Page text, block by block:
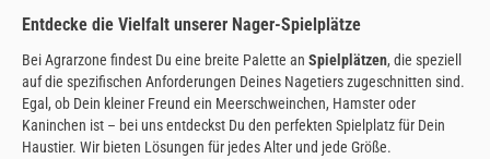
Entdecke die Vielfalt unserer Nager-Spielplätze
Bei Agrarzone findest Du eine breite Palette an Spielplätzen, die speziell
auf die spezifischen Anforderungen Deines Nagetiers zugeschnitten sind.
Egal, ob Dein kleiner Freund ein Meerschweinchen, Hamster oder
Kaninchen ist – bei uns entdeckst Du den perfekten Spielplatz für Dein
Haustier. Wir bieten Lösungen für jedes Alter und jede Größe.